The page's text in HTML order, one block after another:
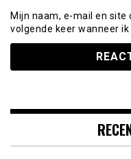
Mijn naam, e-mail en site
volgende keer wanneer ik